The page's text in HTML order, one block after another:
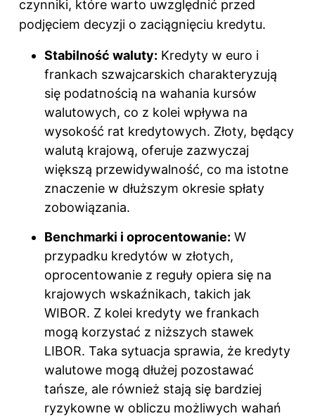
czynniki, które warto uwzględnić przed
podjęciem decyzji o zaciągnięciu kredytu.
Stabilność waluty: Kredyty w euro i
frankach szwajcarskich charakteryzują
się podatnością na wahania kursów
walutowych, co z kolei wpływa na
wysokość rat kredytowych. Złoty, będący
walutą krajową, oferuje zazwyczaj
większą przewidywalność, co ma istotne
znaczenie w dłuższym okresie spłaty
zobowiązania.
Benchmarki i oprocentowanie: W
przypadku kredytów w złotych,
oprocentowanie z reguły opiera się na
krajowych wskaźnikach, takich jak
WIBOR. Z kolei kredyty we frankach
mogą korzystać z niższych stawek
LIBOR. Taka sytuacja sprawia, że kredyty
walutowe mogą dłużej pozostawać
tańsze, ale również stają się bardziej
ryzykowne w obliczu możliwych wahań